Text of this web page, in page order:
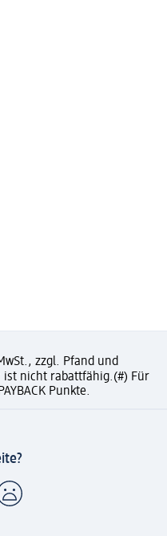
zzgl. Pfand und
ist nicht rabattfähig.(#) Für
Punkte.